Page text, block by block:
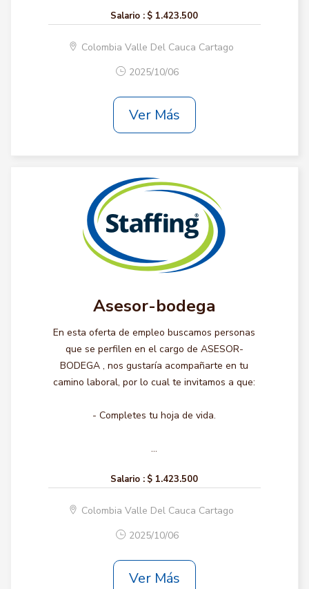
Salario : $ 1.423.500
Colombia Valle Del Cauca Cartago
2025/10/06
Ver Más
Asesor-bodega
En esta oferta de empleo buscamos personas
que se perfilen en el cargo de ASESOR-
BODEGA , nos gustaría acompañarte en tu
camino laboral, por lo cual te invitamos a que:
- Completes tu hoja de vida.
...
Salario : $ 1.423.500
Colombia Valle Del Cauca Cartago
2025/10/06
Ver Más